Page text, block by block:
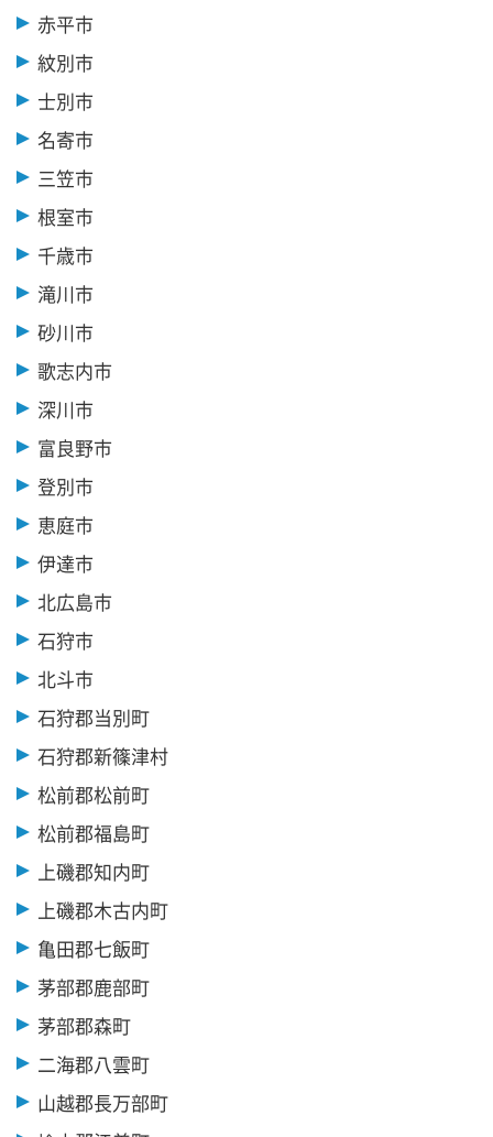
赤平市
紋別市
士別市
名寄市
三笠市
根室市
千歳市
滝川市
砂川市
歌志内市
深川市
富良野市
登別市
恵庭市
伊達市
北広島市
石狩市
北斗市
石狩郡当別町
石狩郡新篠津村
松前郡松前町
松前郡福島町
上磯郡知内町
上磯郡木古内町
亀田郡七飯町
茅部郡鹿部町
茅部郡森町
二海郡八雲町
山越郡長万部町